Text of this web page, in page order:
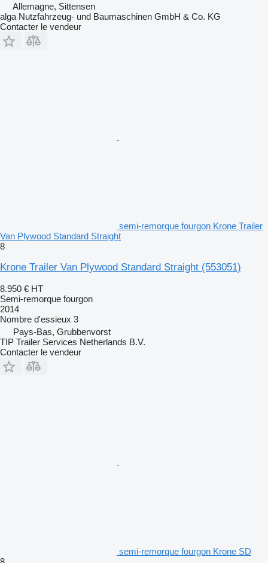
Allemagne, Sittensen
alga Nutzfahrzeug- und Baumaschinen GmbH & Co. KG
Contacter le vendeur
semi-remorque fourgon Krone Trailer
Van Plywood Standard Straight
8
Krone Trailer Van Plywood Standard Straight (553051)
8.950 € HT
Semi-remorque fourgon
2014
Nombre d'essieux 3
Pays-Bas, Grubbenvorst
TIP Trailer Services Netherlands B.V.
Contacter le vendeur
semi-remorque fourgon Krone SD